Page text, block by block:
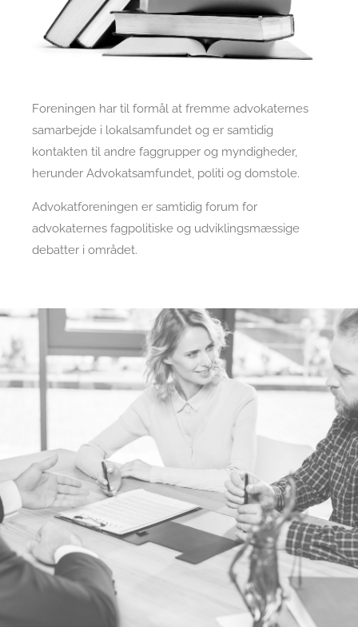
Foreningen har til formål at fremme advokaternes
samarbejde i lokalsamfundet og er samtidig
kontakten til andre faggrupper og myndigheder,
herunder Advokatsamfundet, politi og domstole.
Advokatforeningen er samtidig forum for
advokaternes fagpolitiske og udviklingsmæssige
debatter i området.